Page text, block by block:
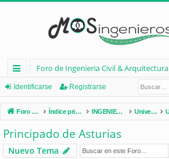
nl
ac
es
rá
Foro de Ingenieria Civil & Arquitectura
Identificarse Registrarse
Foro de Ingenieria Civil & Arquitectura Índice principal INGENIERÍA CIVIL (España) Universidades de España
Principado de Asturias
Nuevo Tema